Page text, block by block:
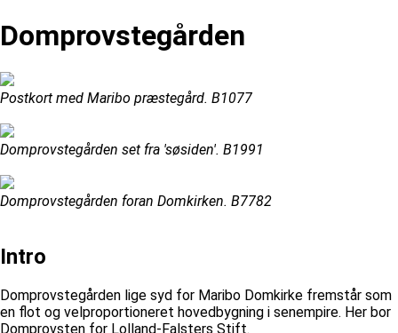
Domprovstegården
Postkort med Maribo præstegård. B1077
Domprovstegården set fra 'søsiden'. B1991
Domprovstegården foran Domkirken. B7782
Intro
Domprovstegården lige syd for Maribo Domkirke fremstår som
en flot og velproportioneret hovedbygning i senempire. Her bor
Domprovsten for Lolland-Falsters Stift.